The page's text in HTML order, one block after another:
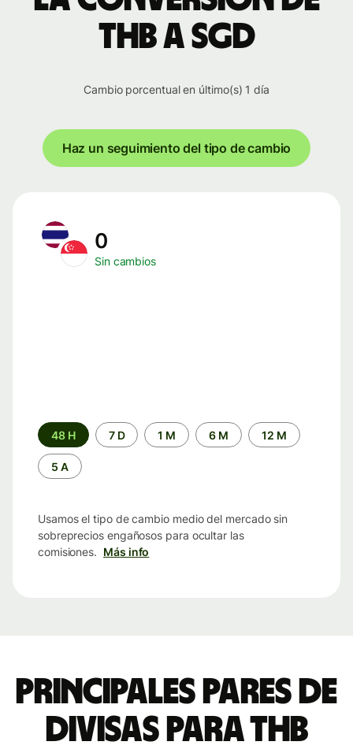
THB a SGD
Cambio porcentual en último(s) 1 día
Haz un seguimiento del tipo de cambio
0
Sin cambios
Periodo
de
tiempo
48 H 7 D 1 M 6 M 12 M
5 A
Usamos el tipo de cambio medio del mercado sin
sobreprecios engañosos para ocultar las
comisiones. Más info
Principales pares de
divisas para THB